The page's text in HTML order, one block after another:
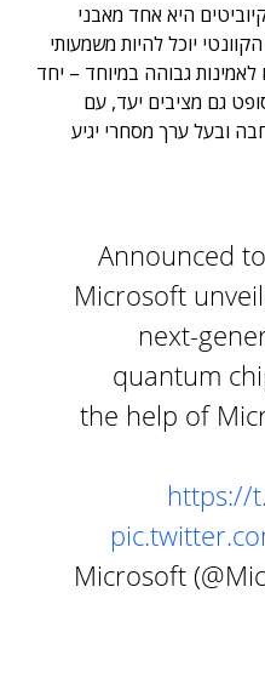
היא אחד מאבני
יוכל להיות משמעותי
גבוהה במיוחד – יחד
גם מציבים יעד, עם
ובעל ערך מסחרי יגיע
Announced
Microsoft
next-
quantum
the help of
https://